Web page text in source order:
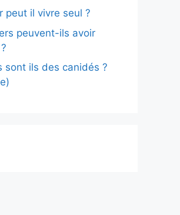
peut il vivre seul ?
peuvent-ils avoir
sont ils des canidés ?